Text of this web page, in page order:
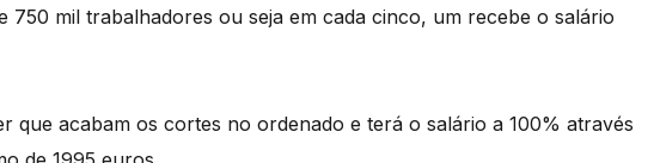
750 mil trabalhadores ou seja em cada cinco, um recebe o salário
que acabam os cortes no ordenado e terá o salário a 100% através